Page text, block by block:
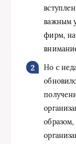
важным
фирм, на
Но с